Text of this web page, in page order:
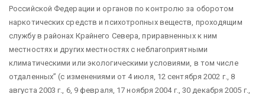
Российской Федерации и органов по контролю за оборотом
наркотических средств и психотропных веществ, проходящим
службу в районах Крайнего Севера, приравненных к ним
местностях и других местностях с неблагоприятными
климатическими или экологическими условиями, в том числе
отдаленных” (с изменениями от 4 июля, 12 сентября 2002 г., 8
августа 2003 г., 6, 9 февраля, 17 ноября 2004 г., 30 декабря 2005 г.,